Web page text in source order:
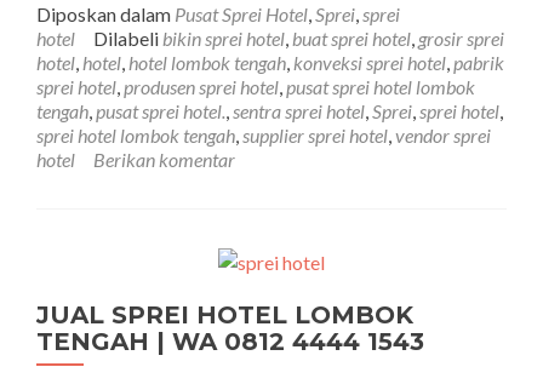
Diposkan dalam Pusat Sprei Hotel Sprei sprei
hotel
Dilabeli bikin sprei hotel buat sprei hotel grosir sprei
hotel hotel hotel lombok tengah konveksi sprei hotel pabrik
sprei hotel produsen sprei hotel pusat sprei hotel lombok
tengah pusat sprei hotel. sentra sprei hotel Sprei sprei hotel
sprei hotel lombok tengah supplier sprei hotel vendor sprei
hotel
Berikan komentar
JUAL SPREI HOTEL LOMBOK
TENGAH | WA 0812 4444 1543